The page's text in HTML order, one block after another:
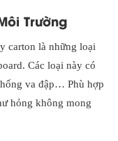
Trường
carton là những loại
Các loại này có
va đập… Phù hợp
hỏng không mong